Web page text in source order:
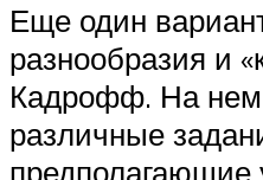
Еще один
разнообразия и
Кадрофф. На
различные
предполагающие